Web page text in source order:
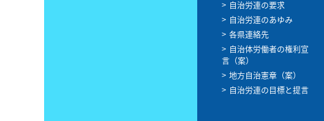
自治労連の要求
自治労連のあゆみ
各県連絡先
自治体労働者の権利宣
言（案）
地方自治憲章（案）
自治労連の目標と提言